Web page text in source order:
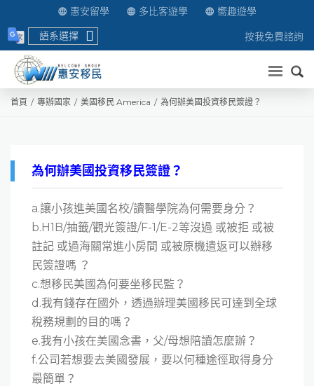
惠安留學 多比客遊學
嚮趣遊學
語系選擇
按我免費諮詢
送出
首頁 專辦國家 美國移民 America 為何辦美國投資移民簽證？
為何辦美國投資移民簽證？
a.讓小孩進美國名校/讀醫學院為何需要身分？
b.H1B/抽籤/觀光簽證/F-1/E-2等沒過 或被拒 或被
註記 或過海關常進小房間 或被原機遣返可以辦移
民簽證嗎 ？
c.想移民美國為何要坐移民監？
d.我有錢存在國外，透過辦理美國移民可達到全球
稅務規劃的目的嗎？
e.我有小孩在美國念書，父/母想陪讀怎麼辦？
f.公司若想要去美國發展，要以何種途徑取得身分
最簡單？